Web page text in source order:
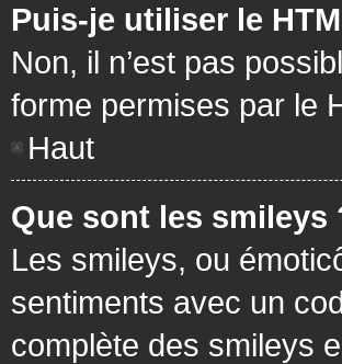
Puis-je utiliser le
Non, il n’est pas
forme permises par le
Haut
Que sont les smileys
Les smileys, ou
sentiments avec un
complète des smileys